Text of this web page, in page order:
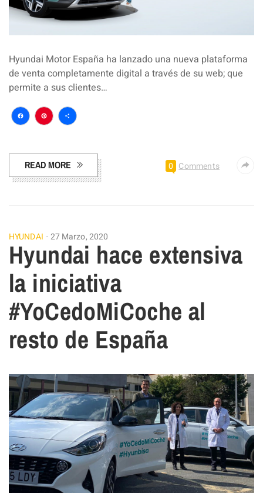
Hyundai Motor España ha lanzado una nueva plataforma
de venta completamente digital a través de su web; que
permite a sus clientes…
Facebook
Pinterest
Compartir
READ MORE 0 Comments
HYUNDAI 27 Marzo, 2020
Hyundai hace extensiva
la iniciativa
#YoCedoMiCoche al
resto de España